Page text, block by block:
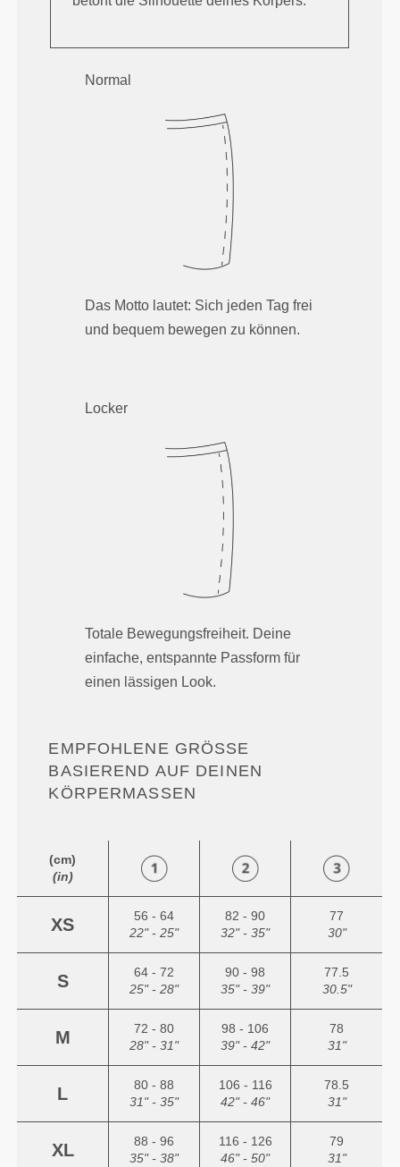
Normal
Das Motto lautet: Sich jeden Tag frei
und bequem bewegen zu können.
Locker
Totale Bewegungsfreiheit. Deine
einfache, entspannte Passform für
einen lässigen Look.
EMPFOHLENE GRÖSSE B
ASIEREND AUF DEINEN K
ÖRPERMASSEN
(cm)
(in)
XS
56 - 64
22" - 25"
82 - 90
32" - 35"
77
30"
S
64 - 72
25" - 28"
90 - 98
35" - 39"
77.5
30.5"
M
72 - 80
28" - 31"
98 - 106
39" - 42"
78
31"
L
80 - 88
31" - 35"
106 - 116
42" - 46"
78.5
31"
XL
88 - 96
35" - 38"
116 - 126
46" - 50"
79
31"